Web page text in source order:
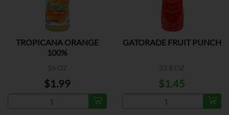
TROPICANA ORANGE
100%
16 OZ
$1.99
GATORADE FRUIT PUNCH
33.8 OZ
$1.45